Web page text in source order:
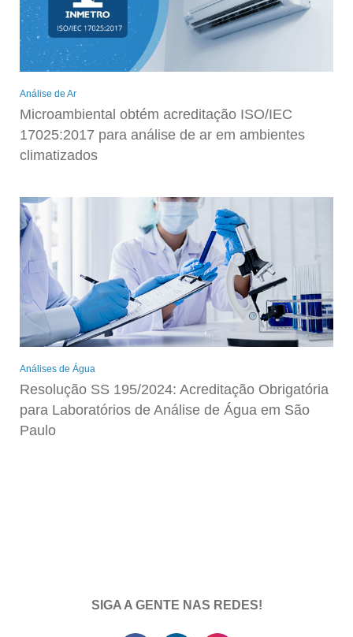
Análise de Ar
Microambiental obtém acreditação ISO/IEC
17025:2017 para análise de ar em ambientes
climatizados
Análises de Água
Resolução SS 195/2024: Acreditação Obrigatória
para Laboratórios de Análise de Água em São
Paulo
SIGA A GENTE NAS REDES!